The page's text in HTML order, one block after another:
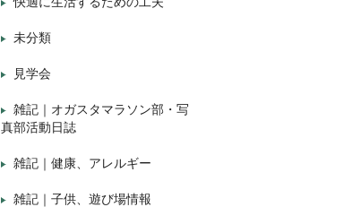
未分類
見学会
雑記｜オガスタマラソン部・写
真部活動日誌
雑記｜健康、アレルギー
雑記｜子供、遊び場情報